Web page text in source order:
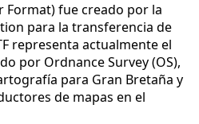
Format) fue creado por la
para la transferencia de
representa actualmente el
por Ordnance Survey (OS),
para Gran Bretaña y
de mapas en el